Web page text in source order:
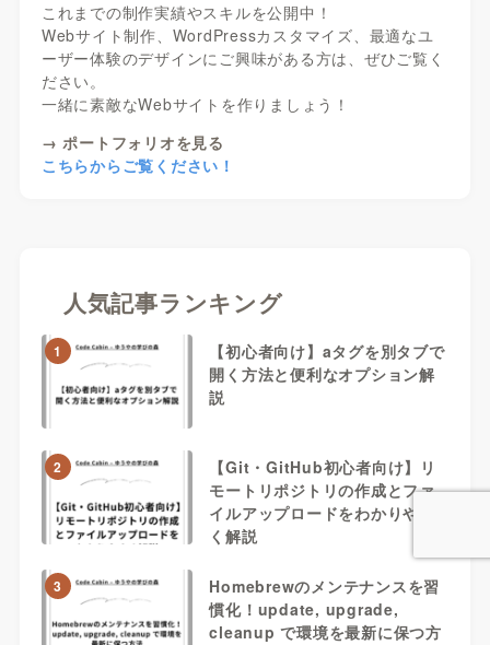
これまでの制作実績やスキルを公開中！
Webサイト制作、WordPressカスタマイズ、最適なユ
ーザー体験のデザインにご興味がある方は、ぜひご覧く
ださい。
一緒に素敵なWebサイトを作りましょう！
→ ポートフォリオを見る
こちらからご覧ください！
人気記事ランキング
1
【初心者向け】aタグを別タブで
開く方法と便利なオプション解
説
2
【Git・GitHub初心者向け】リ
モートリポジトリの作成とファ
イルアップロードをわかりやす
く解説
3
Homebrewのメンテナンスを習
慣化！update, upgrade,
cleanup で環境を最新に保つ方